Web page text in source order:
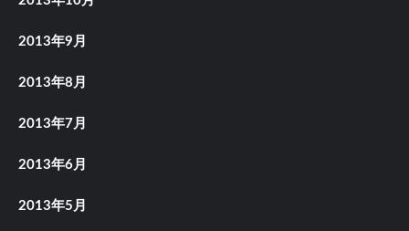
2013年9月
2013年8月
2013年7月
2013年6月
2013年5月